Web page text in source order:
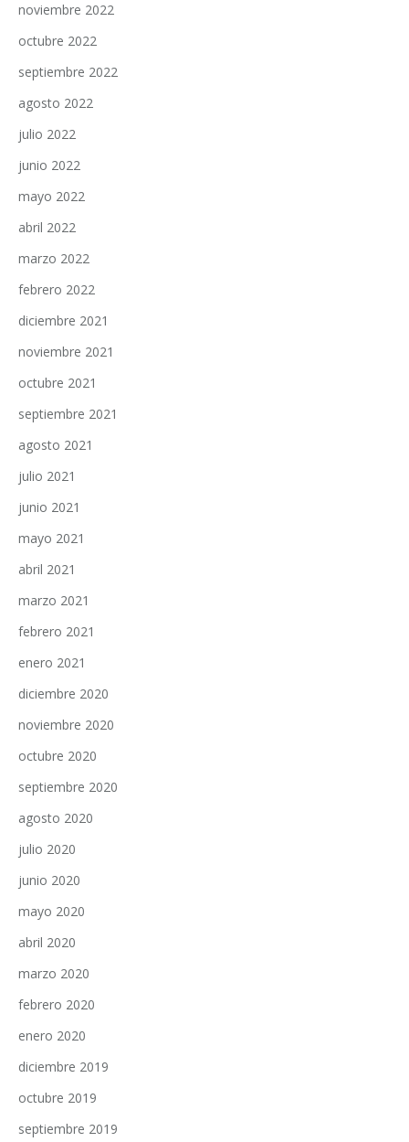
noviembre 2022
octubre 2022
septiembre 2022
agosto 2022
julio 2022
junio 2022
mayo 2022
abril 2022
marzo 2022
febrero 2022
diciembre 2021
noviembre 2021
octubre 2021
septiembre 2021
agosto 2021
julio 2021
junio 2021
mayo 2021
abril 2021
marzo 2021
febrero 2021
enero 2021
diciembre 2020
noviembre 2020
octubre 2020
septiembre 2020
agosto 2020
julio 2020
junio 2020
mayo 2020
abril 2020
marzo 2020
febrero 2020
enero 2020
diciembre 2019
octubre 2019
septiembre 2019